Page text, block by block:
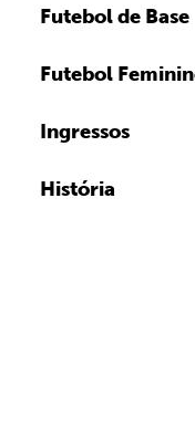
Futebol de Base
Futebol
Ingressos
História